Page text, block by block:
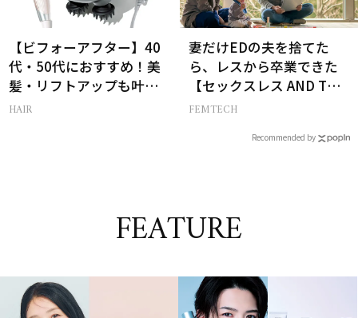
【ビフォーアフター】40
代・50代におすすめ！美
髪・リフトアップも叶う
最新ヘアケア家電3選
HAIR
妻だけEDの夫を捨てた
ら、レスから卒業できた
【セックスレス AND THE
CITY -女たちの告白-】
FEMTECH
Recommended by
FEATURE